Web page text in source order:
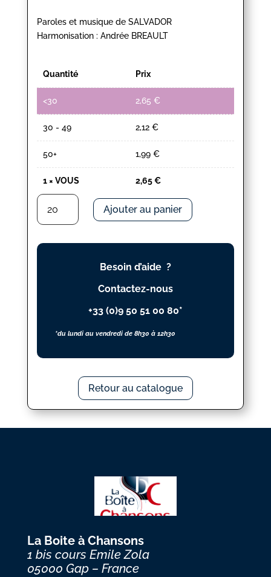
Paroles et musique de SALVADOR
Harmonisation : Andrée BREAULT
Quantité Prix
<30 2,65 €
30 - 49 2,12 €
50+ 1,99 €
1× VOUS 2,65€
quantité
VOUS
Ajouter au panier
Besoin d’aide ?
Contactez-nous
+33 (0)9 50 51 00 80*
*du lundi au vendredi de 8h30 à 12h30
Retour au catalogue
La Boite à Chansons
1 bis cours Emile Zola
05000 Gap – France